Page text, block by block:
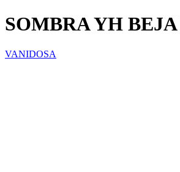
SOMBRA YH BEJA
VANIDOSA